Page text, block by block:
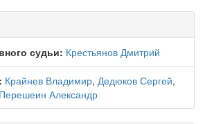
судьи: Крестьянов Дмитрий
Крайнев Владимир, Дедюков Сергей,
Перешеин Александр